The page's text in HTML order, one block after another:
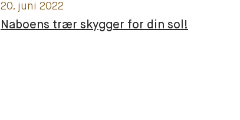
20. juni 2022
Naboens trær skygger for din sol!